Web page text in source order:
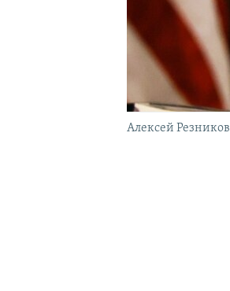
Алексей Резников